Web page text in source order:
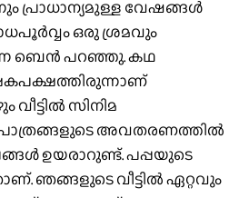
പ്രാധാന്യമുള്ള വേഷങ്ങള്‍
ഒരു ശ്രമവും
ബെന്‍ പറഞ്ഞു. കഥ
വീട്ടില്‍ സിനിമ
അവതരണത്തില്‍
ഉയരാറുണ്ട്. പപ്പയുടെ
ഞങ്ങളുടെ വീട്ടില്‍ ഏറ്റവും